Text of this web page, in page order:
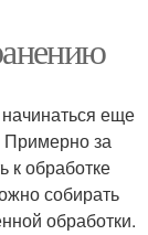
еще
Примерно за
к обработке
собирать
обработки.